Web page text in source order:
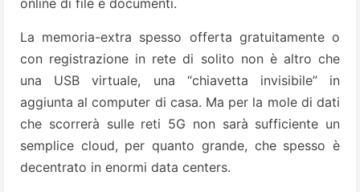
online di file e documenti.
La memoria-extra spesso offerta gratuitamente o
con registrazione in rete di solito non è altro che
una USB virtuale, una “chiavetta invisibile” in
aggiunta al computer di casa. Ma per la mole di dati
che scorrerà sulle reti 5G non sarà sufficiente un
semplice cloud, per quanto grande, che spesso è
decentrato in enormi data centers.